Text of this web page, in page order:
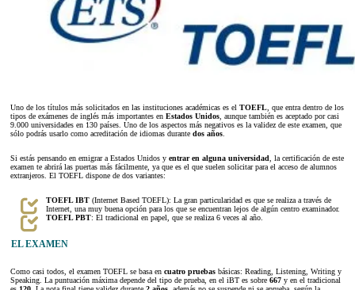
Uno de los títulos más solicitados en las instituciones académicas es el TOEFL, que entra dentro de los
tipos de exámenes de inglés más importantes en Estados Unidos, aunque también es aceptado por casi
9.000 universidades en 130 países. Uno de los aspectos más negativos es la validez de este examen, que
sólo podrás usarlo como acreditación de idiomas durante dos años.
Si estás pensando en emigrar a Estados Unidos y entrar en alguna universidad, la certificación de este
examen te abrirá las puertas más fácilmente, ya que es el que suelen solicitar para el acceso de alumnos
extranjeros. El TOEFL dispone de dos variantes:
TOEFL IBT (Internet Based TOEFL): La gran particularidad es que se realiza a través de
Internet, una muy buena opción para los que se encuentran lejos de algún centro examinador.
TOEFL PBT: El tradicional en papel, que se realiza 6 veces al año.
EL EXAMEN
Como casi todos, el examen TOEFL se basa en cuatro pruebas básicas: Reading, Listening, Writing y
Speaking. La puntuación máxima depende del tipo de prueba, en el iBT es sobre 667 y en el tradicional